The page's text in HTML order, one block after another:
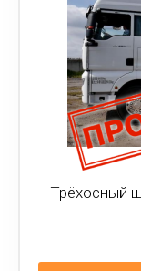
Трёхосный